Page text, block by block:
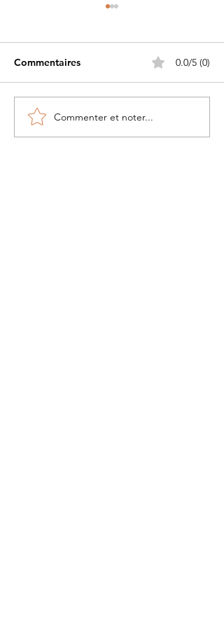
Petite histoire du béret
militaire....
Commentaires 0.0/5 (0)
Commenter et noter...